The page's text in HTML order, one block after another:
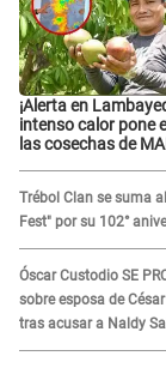
¡Alerta en
intenso calor pone
las cosechas de
Trébol Clan se suma
Fest" por su 102°
Óscar Custodio SE
sobre esposa de
tras acusar a Naldy
PAREJA del músico: